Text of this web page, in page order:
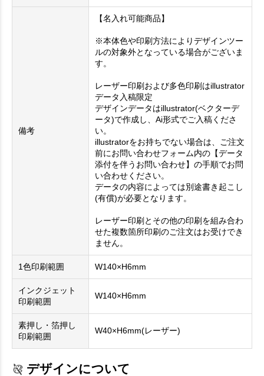
備考
【名入れ可能商品】
※本体色や印刷方法によりデザインツー
ルの対象外となっている場合がございま
す。
レーザー印刷および多色印刷はillustrator
データ入稿限定
デザインデータはillustrator(ベクターデ
ータ)で作成し、Ai形式でご入稿くださ
い。
illustratorをお持ちでない場合は、ご注文
前にお問い合わせフォーム内の【データ
添付を伴うお問い合わせ】の手順でお問
い合わせください。
データの内容によっては別途書き起こし
(有償)が必要となります。
レーザー印刷とその他の印刷を組み合わ
せた複数箇所印刷のご注文はお受けでき
ません。
1色印刷範囲 W140×H6mm
インクジェット
印刷範囲
W140×H6mm
素押し・箔押し
印刷範囲
W40×H6mm(レーザー)
デザインについて